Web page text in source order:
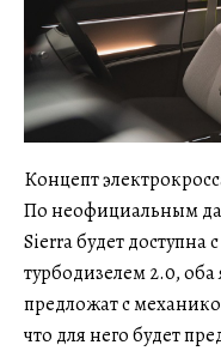
Концепт
По неофициальным
Sierra будет
турбодизелем 2.0,
предложат с
что для него будет